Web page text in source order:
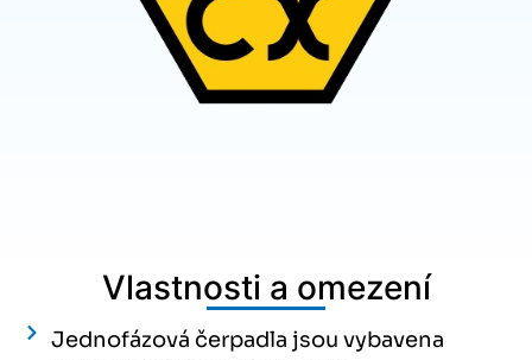
Vlastnosti a omezení
Jednofázová čerpadla jsou vybavena